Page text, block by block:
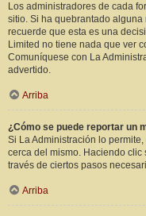
Los administradores de cada
sitio. Si ha quebrantado
recuerde que esta es una
Limited no tiene nada que ver
Comuníquese con La
advertido.
Arriba
¿Cómo se puede reportar un
Si La Administración lo
cerca del mismo. Haciendo
través de ciertos pasos
Arriba